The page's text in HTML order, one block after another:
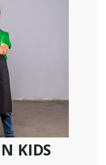
KIDS